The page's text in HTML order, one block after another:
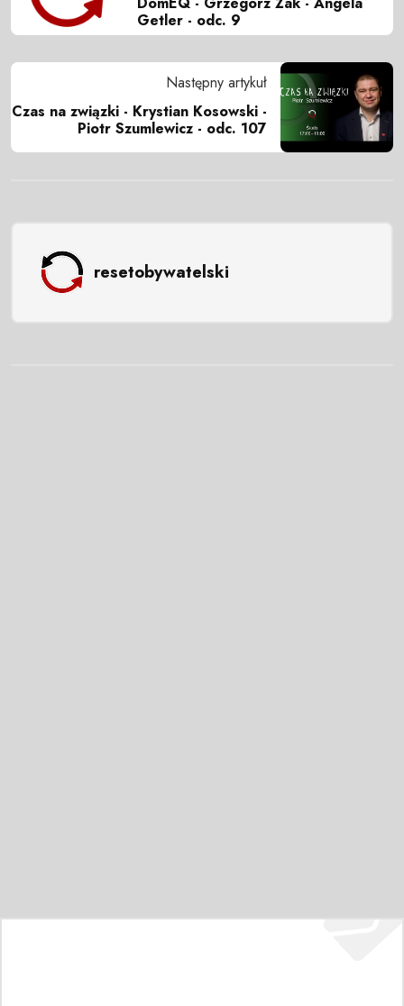
Getler - odc. 9
Następny artykuł
Czas na związki - Krystian Kosowski -
Piotr Szumlewicz - odc. 107
resetobywatelski